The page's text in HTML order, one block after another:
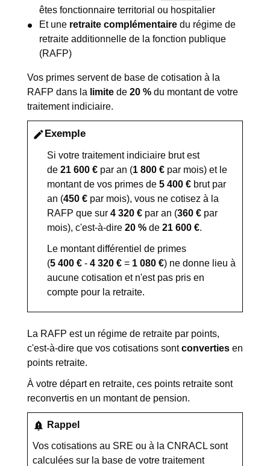
êtes fonctionnaire territorial ou hospitalier
Et une retraite complémentaire du régime de
retraite additionnelle de la fonction publique
(RAFP)
Vos primes servent de base de cotisation à la
RAFP dans la limite de 20 % du montant de votre
traitement indiciaire.
edit Exemple
Si votre traitement indiciaire brut est
de 21 600 € par an (1 800 € par mois) et le
montant de vos primes de 5 400 € brut par
an (450 € par mois), vous ne cotisez à la
RAFP que sur 4 320 € par an (360 € par
mois), c'est-à-dire 20 % de 21 600 €.
Le montant différentiel de primes
(5 400 € - 4 320 € = 1 080 €) ne donne lieu à
aucune cotisation et n'est pas pris en
compte pour la retraite.
La RAFP est un régime de retraite par points,
c'est-à-dire que vos cotisations sontconverties en
points retraite.
À votre départ en retraite, ces points retraite sont
reconvertis en un montant de pension.
notification_important Rappel
Vos cotisations au SRE ou à la CNRACL sont
calculées sur la base de votre traitement